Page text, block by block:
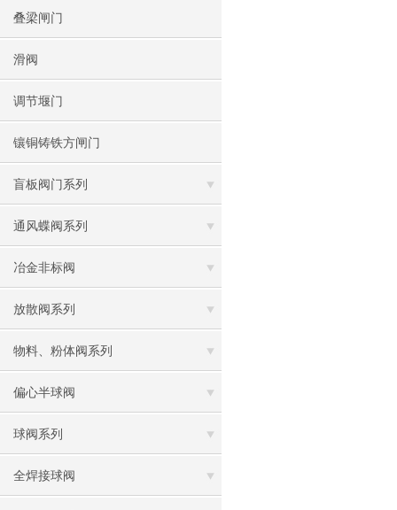
叠梁闸门
滑阀
调节堰门
镶铜铸铁方闸门
盲板阀门系列
通风蝶阀系列
冶金非标阀
放散阀系列
物料、粉体阀系列
偏心半球阀
球阀系列
全焊接球阀